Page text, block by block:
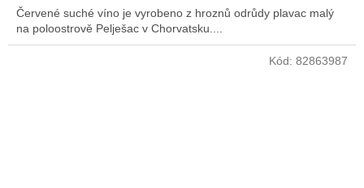
Červené suché víno je vyrobeno z hroznů odrůdy plavac malý
na poloostrově Pelješac v Chorvatsku....
Kód: 82863987